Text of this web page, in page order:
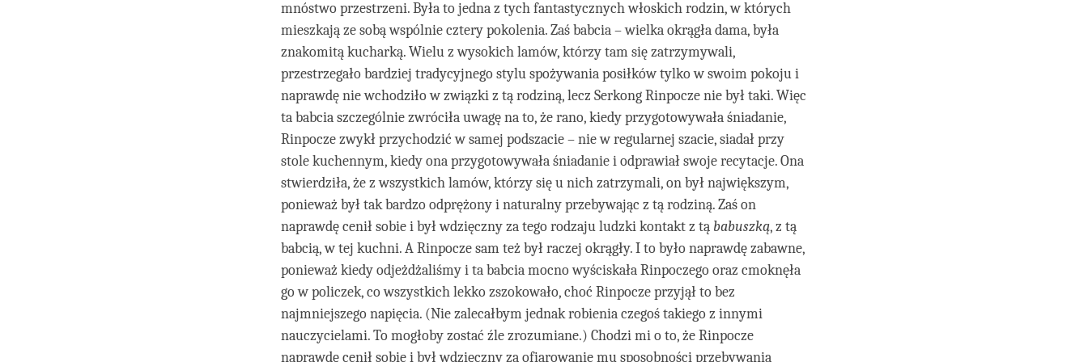
mnóstwo przestrzeni. Była to jedna z tych fantastycznych włoskich rodzin, w których
mieszkają ze sobą wspólnie cztery pokolenia. Zaś babcia – wielka okrągła dama, była
znakomitą kucharką. Wielu z wysokich lamów, którzy tam się zatrzymywali,
przestrzegało bardziej tradycyjnego stylu spożywania posiłków tylko w swoim pokoju i
naprawdę nie wchodziło w związki z tą rodziną, lecz Serkong Rinpocze nie był taki. Więc
ta babcia szczególnie zwróciła uwagę na to, że rano, kiedy przygotowywała śniadanie,
Rinpocze zwykł przychodzić w samej podszacie – nie w regularnej szacie, siadał przy
stole kuchennym, kiedy ona przygotowywała śniadanie i odprawiał swoje recytacje. Ona
stwierdziła, że z wszystkich lamów, którzy się u nich zatrzymali, on był największym,
ponieważ był tak bardzo odprężony i naturalny przebywając z tą rodziną. Zaś on
naprawdę cenił sobie i był wdzięczny za tego rodzaju ludzki kontakt z tą babuszką, z tą
babcią, w tej kuchni. A Rinpocze sam też był raczej okrągły. I to było naprawdę zabawne,
ponieważ kiedy odjeżdżaliśmy i ta babcia mocno wyściskała Rinpoczego oraz cmoknęła
go w policzek, co wszystkich lekko zszokowało, choć Rinpocze przyjął to bez
najmniejszego napięcia. (Nie zalecałbym jednak robienia czegoś takiego z innymi
nauczycielami. To mogłoby zostać źle zrozumiane.) Chodzi mi o to, że Rinpocze
naprawdę cenił sobie i był wdzięczny za ofiarowanie mu sposobności przebywania